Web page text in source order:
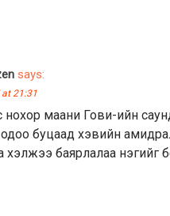
says:
21:31
нохор маани Гови-ийн
буцаад хэвийн
хэлжээ баярлалаа нэгийг